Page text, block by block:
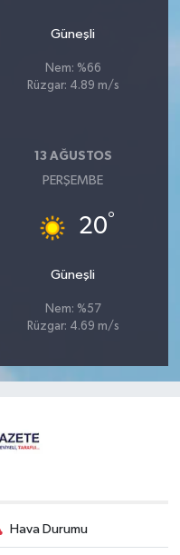
Güneşli
Nem: %66
Rüzgar: 4.89 m/s
13 AĞUSTOS
PERŞEMBE
20°
Güneşli
Nem: %57
Rüzgar: 4.69 m/s
Hava Durumu